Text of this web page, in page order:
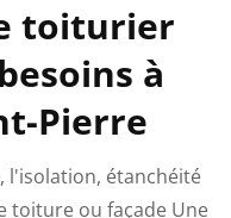
toiturier
à
Pierre
l'isolation, étanchéité
toiture ou façade Une